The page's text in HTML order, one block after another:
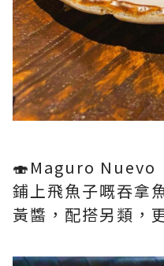
🍣Maguro Nuevo
鋪上飛魚子嘅吞拿
黃醬，配搭另類，